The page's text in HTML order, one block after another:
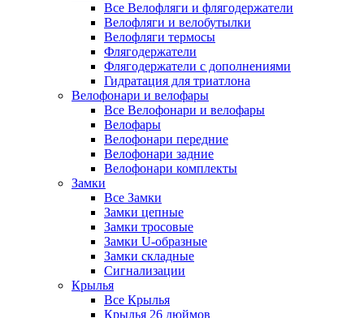
Все Велофляги и флягодержатели
Велофляги и велобутылки
Велофляги термосы
Флягодержатели
Флягодержатели с дополнениями
Гидратация для триатлона
Велофонари и велофары
Все Велофонари и велофары
Велофары
Велофонари передние
Велофонари задние
Велофонари комплекты
Замки
Все Замки
Замки цепные
Замки тросовые
Замки U-образные
Замки складные
Сигнализации
Крылья
Все Крылья
Крылья 26 дюймов